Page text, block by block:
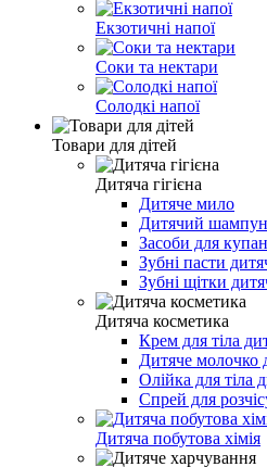
Екзотичні напої
Соки та нектари
Солодкі напої
Товари для дітей
Дитяча гігієна
Дитяче мило
Дитячий
Засоби для
Зубні пасти
Зубні щітки
Дитяча косметика
Крем для тіла
Дитяче молочко
Олійка для тіла
Спрей для
Дитяча побутова хімія